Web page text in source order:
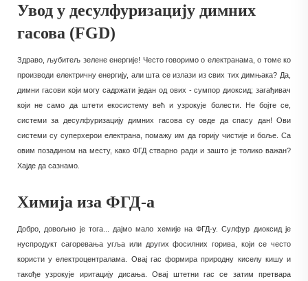
Увод у десулфуризацију димних
гасова (FGD)
Здраво, љубитељ зелене енергије! Често говоримо о електранама, о томе ко
производи електричну енергију, али шта се излази из свих тих димњака? Да,
димни гасови који могу садржати један од ових - сумпор диоксид; загађивач
који не само да штети екосистему већ и узрокује болести. Не бојте се,
системи за десулфуризацију димних гасова су овде да спасу дан! Ови
системи су суперхерои електрана, помажу им да горију чистије и боље. Са
овим позадином на месту, како ФГД стварно ради и зашто је толико важан?
Хајде да сазнамо.
Химија иза ФГД-а
Добро, довољно је тога... дајмо мало хемије на ФГД-у. Сулфур диоксид је
нуспродукт сагоревања угља или других фосилних горива, који се често
користи у електроцентралама. Овај гас формира природну киселу кишу и
такође узрокује иритацију дисања. Овај штетни гас се затим претвара